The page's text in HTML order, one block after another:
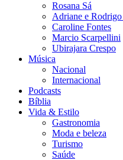
Rosana Sá
Adriane e
Caroline Fontes
Marcio Scarpellini
Ubirajara Crespo
Música
Nacional
Internacional
Podcasts
Bíblia
Vida & Estilo
Gastronomia
Moda e beleza
Turismo
Saúde